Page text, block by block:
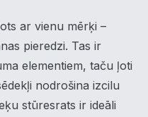
ar vienu mērķi –
pieredzi. Tas ir
elementiem, taču ļoti
nodrošina izcilu
stūresrats ir ideāli